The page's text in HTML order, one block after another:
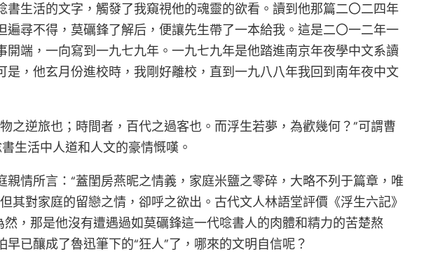
生活的文字，觸發了我窺視他的魂靈的欲看。讀到他那篇二〇二四年
尋不得，莫礪鋒了解后，便讓先生帶了一本給我。這是二〇一二年一
端，一向寫到一九七九年。一九七九年是他踏進南京年夜學中文系讀
，他玄月份進校時，我剛好離校，直到一九八八年我回到南年夜中文
逆旅也；時間者，百代之過客也。而浮生若夢，為歡幾何？”可謂曹
生活中人道和人文的豪情慨嘆。
情所言：“蓋閨房燕昵之情義，家庭米鹽之零碎，大略不列于篇章，唯
對家庭的留戀之情，卻呼之欲出。古代文人林語堂評價《浮生六記》
，那是他沒有遭遇過如莫礪鋒這一代唸書人的肉體和精力的苦楚熬
已釀成了魯迅筆下的“狂人”了，哪來的文明自信呢？